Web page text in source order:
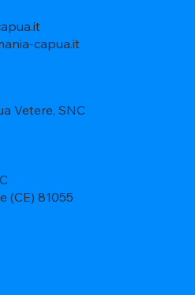
capua.it
Vetere, SNC
(CE) 81055